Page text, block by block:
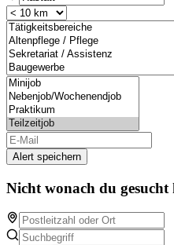
Alert speichern
Nicht wonach du gesucht